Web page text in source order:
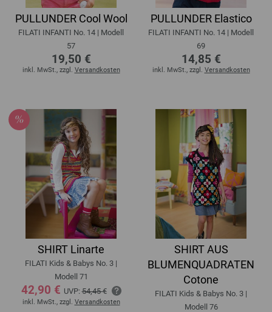
PULLUNDER Cool Wool
FILATI INFANTI No. 14 | Modell
57
19,50 €
inkl. MwSt., zzgl. Versandkosten
PULLUNDER Elastico
FILATI INFANTI No. 14 | Modell
69
14,85 €
inkl. MwSt., zzgl. Versandkosten
SHIRT Linarte
FILATI Kids & Babys No. 3 |
Modell 71
42,90 € UVP:54,45 €
inkl. MwSt., zzgl. Versandkosten
SHIRT AUS
BLUMENQUADRATEN
Cotone
FILATI Kids & Babys No. 3 |
Modell 76